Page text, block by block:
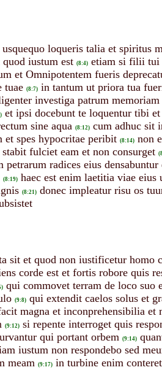
usquequo loqueris talia et spiritus
iustum est (8:4) etiam si filii tui
et Omnipotentem fueris
tuae (8:7) in tantum ut priora tua
investiga patrum memoriam
et ipsi docebunt te loquentur tibi
sine aqua (8:12) cum adhuc sit
spes hypocritae peribit (8:14) non
fulciet eam et non consurget
petrarum radices eius
(8:19) haec est enim laetitia viae
(8:21) donec impleatur risu os
sit et quod non iustificetur homo
corde est et fortis robore quis
qui commovet terram de loco suo
(9:8) qui extendit caelos solus et
magna et inconprehensibilia et
(9:12) si repente interroget quis
qui portant orbem (9:14)
iustum non respondebo sed
meam
(9:17) in turbine enim